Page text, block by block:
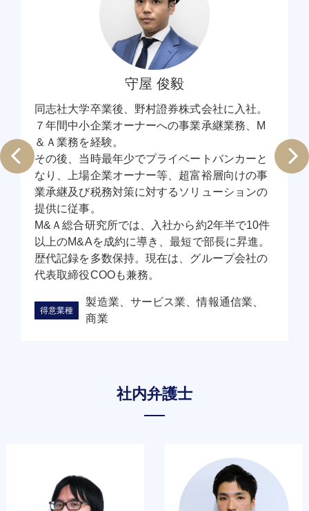
守屋 俊毅
同志社大学卒業後、野村證券株式会社に入社。
７年間中小企業オーナーへの事業承継業務、M
＆Ａ業務を経験。
その後、当時最年少でプライベートバンカーと
なり、上場企業オーナー等、超富裕層向けの事
業承継及び税務対策に対するソリューションの
提供に従事。
M&Ａ総合研究所では、入社から約2年半で10件
以上のM&Aを成約に導き、最短で部長に昇進。
歴代記録を多数保持。現在は、グループ会社の
代表取締役COOも兼務。
製造業、サービス業、情報通信業、
商業
社内弁護士